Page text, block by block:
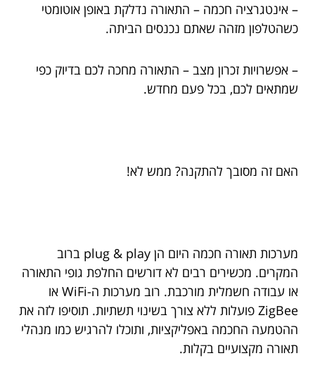
– אינטגרציה חכמה – התאורה נדלקת באופן אוטומטי
כשהטלפון מזהה שאתם נכנסים הביתה.
– אפשרויות זכרון מצב – התאורה מחכה לכם בדיוק כפי
שמתאים לכם, בכל פעם מחדש.
האם זה מסובך להתקנה? ממש לא!
מערכות תאורה חכמה היום הן plug & play ברוב
המקרים. מכשירים רבים לא דורשים החלפת גופי התאורה
או עבודה חשמלית מורכבת. רוב מערכות ה-WiFi או
ZigBee פועלות ללא צורך בשינוי תשתיות. תוסיפו לזה את
ההטמעה החכמה באפליקציות, ותוכלו להרגיש כמו מנהלי
תאורה מקצועיים בקלות.